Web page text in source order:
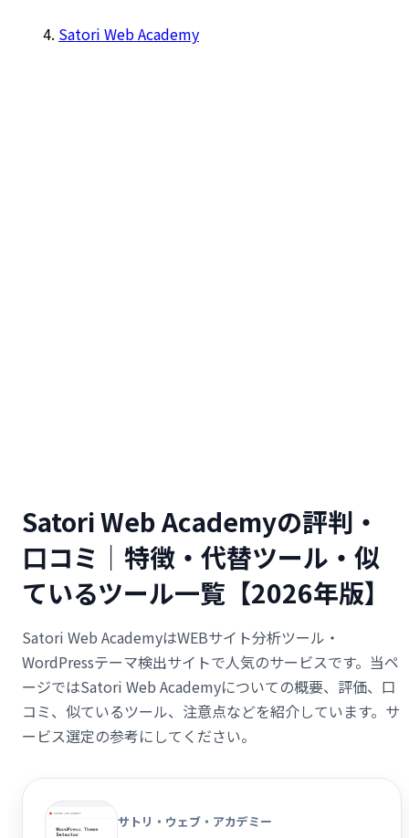
Satori Web Academy
Satori Web Academyの評判・
口コミ｜特徴・代替ツール・似
ているツール一覧【2026年版】
Satori Web AcademyはWEBサイト分析ツール・
WordPressテーマ検出サイトで人気のサービスです。当ペ
ージではSatori Web Academyについての概要、評価、口
コミ、似ているツール、注意点などを紹介しています。サ
ービス選定の参考にしてください。
サトリ・ウェブ・アカデミー